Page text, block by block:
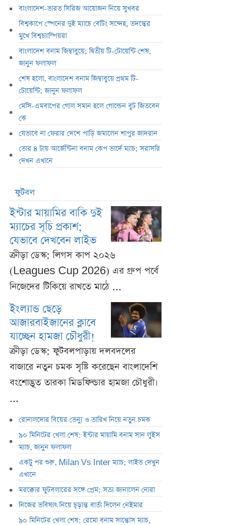
বাংলাদেশ-ভারত সিরিজ আয়োজন নিয়ে সুখবর
বিশ্বকাপে স্পেনের দুই ম্যাচে বেটিং সন্দেহ, তদন্তের
মুখে বিশ্বচ্যাম্পিয়রা
বাংলাদেশ বনাম জিম্বাবুয়ে; দ্বিতীয় টি-টোয়েন্টি শেষ,
জানুন ফলাফল
শেষ হলো, বাংলাদেশ বনাম জিম্বাবুয়ে প্রথম টি-
টোয়েন্টি; জানুন ফলাফল
মেসি-এমবাপের গোল সমান হলে গোল্ডেন বুট জিতবেন
কে
যেভাবে না ফেরার দেশে পাড়ি জমালেন শাপুর জাদরান
ভোর ৪ টায় আর্জেন্টিনা বনাম কেপ ভার্দে ম্যাচ; সরাসরি
দেখন এখানে
ফুটবল
ইন্টার মায়ামির বাকি দুই
ম্যাচের সূচি প্রকাশ;
যেভাবে দেখবেন লাইভ
ক্রীড়া ডেস্ক: লিগস কাপ ২০২৬
(Leagues Cup 2026) এর গ্রুপ পর্বে
নিজেদের টিকিয়ে রাখতে মাঠে ...
ইংল্যান্ড ছেড়ে
আজারবাইজানের ক্লাবে
যাচ্ছেন হামজা চৌধুরী!
ক্রীড়া ডেস্ক: ফুটবলপাড়ায় দলবদলের
বাজারে নতুন চমক সৃষ্টি করেছেন বাংলাদেশি
বংশোদ্ভূত তারকা মিডফিল্ডার হামজা চৌধুরী।
...
রোনালদোর বিয়ের ভেন্যু ও তারিখ নিয়ে নতুন চমক
৯০ মিনিটের খেলা শেষ: ইন্টার মায়ামি বনাম সান লুইস
ম্যাচ, জানুন ফলাফল
একটু পর শুরু, Milan Vs Inter ম্যাচ; লাইভ দেখুন
এখানে
মরক্কোর ফুটবলারের সঙ্গে প্রেম; সত্য জানালেন নোরা
নিজের ভবিষ্যৎ নিয়ে চূড়ান্ত বার্তা দিলেন নেইমার
৯০ মিনিটের খেলা শেষ: রেমো বনাম সান্তোস ম্যাচ,